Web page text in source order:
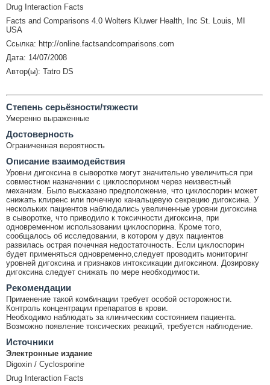
Drug Interaction Facts
Facts and Comparisons 4.0 Wolters Kluwer Health, Inc St. Louis, MI
USA
Ссылка: http://online.factsandcomparisons.com
Дата: 14/07/2008
Автор(ы): Tatro DS
Cтепень серьёзности/тяжести
Умеренно выраженные
Достоверность
Ограниченная вероятность
Описание взаимодействия
Уровни дигоксина в сыворотке могут значительно увеличиться при
совместном назначении с циклоспорином через неизвестный
механизм. Было высказано предположение, что циклоспорин может
снижать клиренс или почечную канальцевую секрецию дигоксина. У
нескольких пациентов наблюдались увеличенные уровни дигоксина
в сыворотке, что приводило к токсичности дигоксина, при
одновременном использовании циклоспорина. Кроме того,
сообщалось об исследовании, в котором у двух пациентов
развилась острая почечная недостаточность. Если циклоспорин
будет применяться одновременно,следует проводить мониторинг
уровней дигоксина и признаков интоксикации дигоксином. Дозировку
дигоксина следует снижать по мере необходимости.
Рекомендации
Применение такой комбинации требует особой осторожности.
Контроль концентрации препаратов в крови.
Необходимо наблюдать за клиническим состоянием пациента.
Возможно появление токсических реакций, требуется наблюдение.
Источники
Электронные издание
Digoxin / Cyclosporine
Drug Interaction Facts